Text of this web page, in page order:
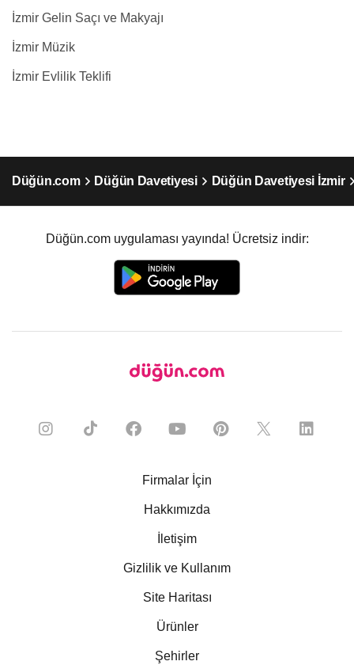
İzmir Gelin Saçı ve Makyajı
İzmir Müzik
İzmir Evlilik Teklifi
Düğün.com Düğün Davetiyesi Düğün Davetiyesi İzmir
Düğün.com uygulaması yayında! Ücretsiz indir:
Firmalar İçin
Hakkımızda
İletişim
Gizlilik ve Kullanım
Site Haritası
Ürünler
Şehirler